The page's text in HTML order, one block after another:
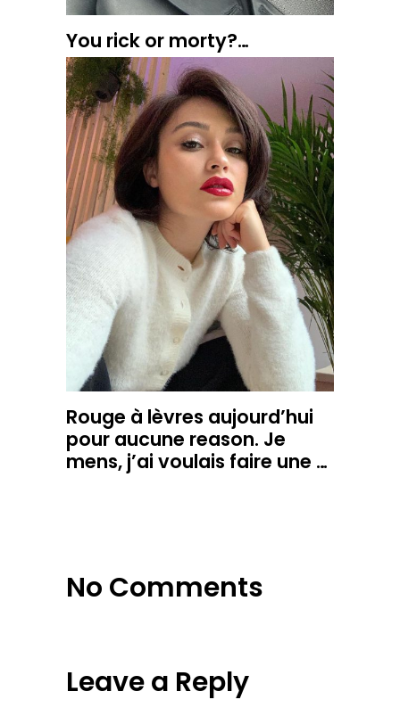
You rick or morty?…
Rouge à lèvres aujourd’hui
pour aucune reason. Je
mens, j’ai voulais faire une …
No Comments
Leave a Reply